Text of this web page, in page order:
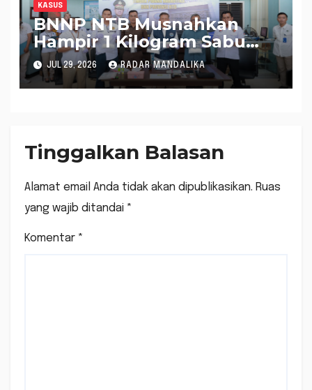
KASUS
BNNP NTB Musnahkan
Hampir 1 Kilogram Sabu
Jaringan Malaysia-Lombok,
Dua Tersangka Terancam
Hukuman Mati
JUL 29, 2026 RADAR MANDALIKA
Tinggalkan Balasan
Alamat email Anda tidak akan dipublikasikan. Ruas
yang wajib ditandai *
Komentar *